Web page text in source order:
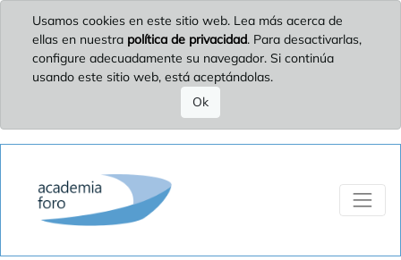
Usamos cookies en este sitio web. Lea más acerca de
ellas en nuestra política de privacidad. Para desactivarlas,
configure adecuadamente su navegador. Si continúa
usando este sitio web, está aceptándolas.
Ok